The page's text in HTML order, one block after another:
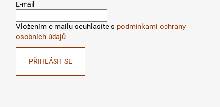
E-mail
Vložením e-mailu souhlasíte s podmínkami ochrany
osobních údajů
PŘIHLÁSIT SE